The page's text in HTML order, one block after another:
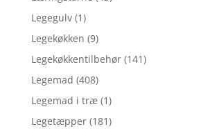
Legegulv (1)
Legekøkken (9)
Legekøkkentilbehør (141)
Legemad (408)
Legemad i træ (1)
Legetæpper (181)